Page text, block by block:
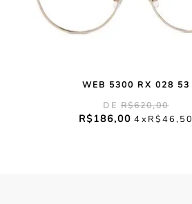
WEB 5300 RX 028 53
R$620,00
R$186,00 4 R$46,50